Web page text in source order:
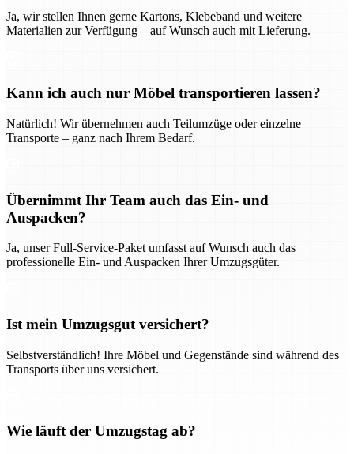
Ja, wir stellen Ihnen gerne Kartons, Klebeband und weitere
Materialien zur Verfügung – auf Wunsch auch mit Lieferung.
Kann ich auch nur Möbel transportieren lassen?
Natürlich! Wir übernehmen auch Teilumzüge oder einzelne
Transporte – ganz nach Ihrem Bedarf.
Übernimmt Ihr Team auch das Ein- und
Auspacken?
Ja, unser Full-Service-Paket umfasst auf Wunsch auch das
professionelle Ein- und Auspacken Ihrer Umzugsgüter.
Ist mein Umzugsgut versichert?
Selbstverständlich! Ihre Möbel und Gegenstände sind während des
Transports über uns versichert.
Wie läuft der Umzugstag ab?